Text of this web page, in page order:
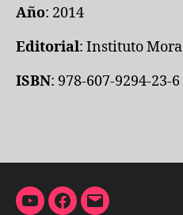
Año: 2014
Editorial: Instituto Mora
ISBN: 978-607-9294-23-6
YouTubeFacebook
Correo